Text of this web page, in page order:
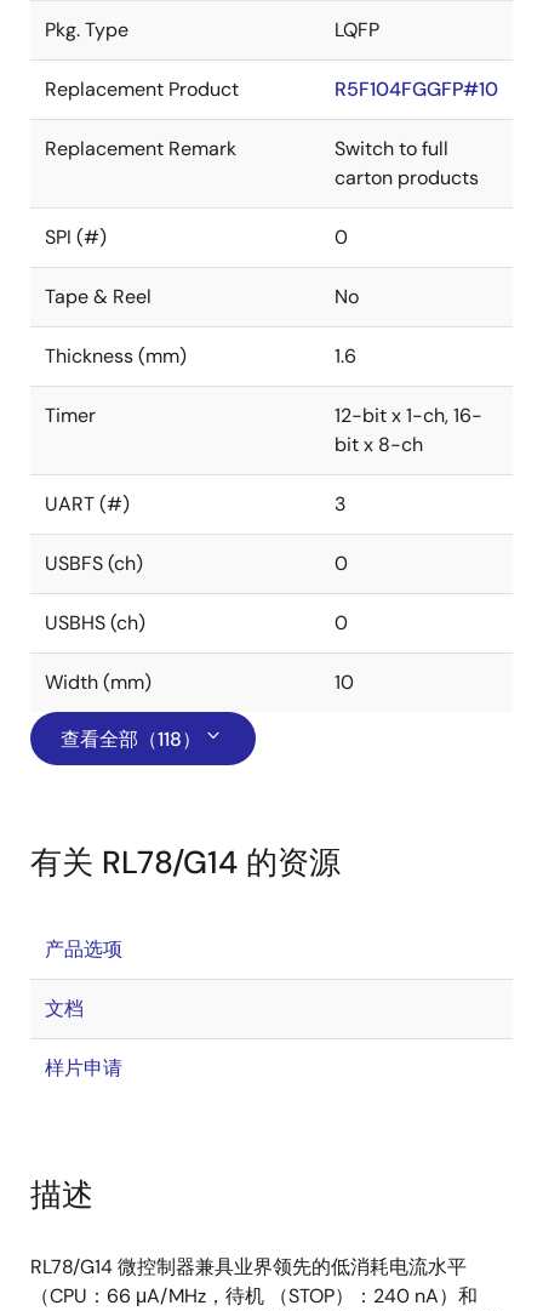
Pkg. Type LQFP
Replacement Product R5F104FGGFP#10
Replacement Remark
Switch to full
carton products
SPI (#) 0
Tape & Reel No
Thickness (mm) 1.6
Timer
12-bit x 1-ch, 16-
bit x 8-ch
UART (#) 3
USBFS (ch) 0
USBHS (ch) 0
Width (mm) 10
查看全部（118）
有关 RL78/G14 的资源
产品选项
文档
样片申请
描述
RL78/G14 微控制器兼具业界领先的低消耗电流水平
（CPU：66 μA/MHz，待机 （STOP）：240 nA）和